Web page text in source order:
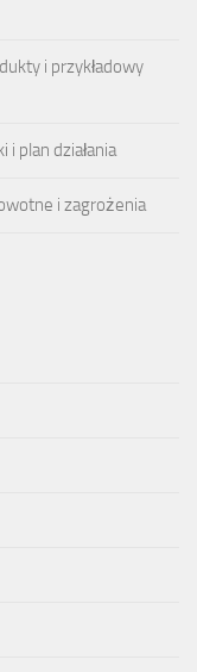
i przykładowy
i plan działania
i zagrożenia